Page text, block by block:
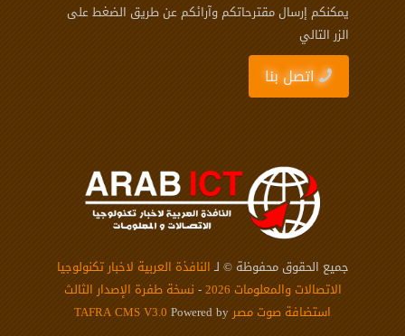
يمكنكم إرسال مقترحاتكم وآرائكم عن طريق الضغط على
الزر التالي
اتصل بنا
جميع الحقوق محفوظة © لـالنافذة العربية لاخبار تكنولوجيا
الاتصالات والمعلومات 2026
- نسخة طفرة الإصدار الثالث
استضافة صوت مصر
TAFRA CMS V3.0Powered by